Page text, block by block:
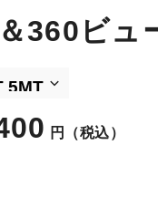
360ビュ
円 （税込）